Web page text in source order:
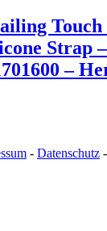
Strap –
–
- Datenschutz -